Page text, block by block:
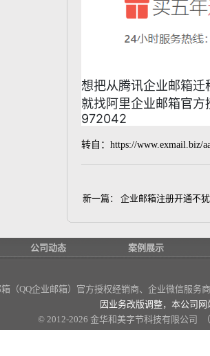
想把从腾讯企业邮箱
就找阿里企业邮箱官
972042
转自： https://www.exmail.biz/
新一篇： 企业邮箱注册开通不
公司动态 案例展示
（QQ企业邮箱）官方授权经销商、企业微信服务
因业务改版调整，本公司
© 2012-2026 金华和美字节科技有限公司